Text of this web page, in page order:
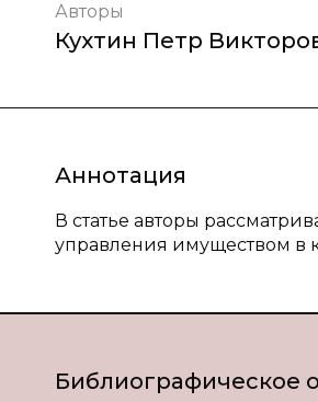
Авторы
Кухтин Петр
Аннотация
В статье авторы
управления имуществом в
Библиографическое